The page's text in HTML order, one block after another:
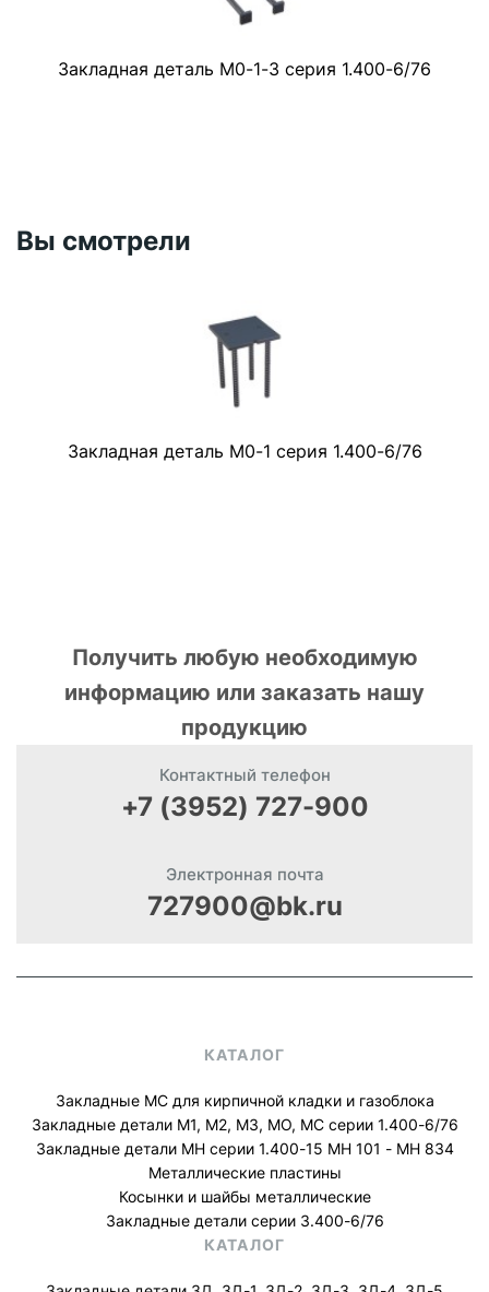
Закладная деталь М0-1-3 серия 1.400-6/76
Вы смотрели
Закладная деталь М0-1 серия 1.400-6/76
Получить любую необходимую
информацию или заказать нашу
продукцию
Контактный телефон
+7 (3952) 727-900
Электронная почта
727900@bk.ru
КАТАЛОГ
Закладные МС для кирпичной кладки и газоблока
Закладные детали М1, М2, М3, МО, МС серии 1.400-6/76
Закладные детали МН серии 1.400-15 МН 101 - МН 834
Металлические пластины
Косынки и шайбы металлические
Закладные детали серии 3.400-6/76
КАТАЛОГ